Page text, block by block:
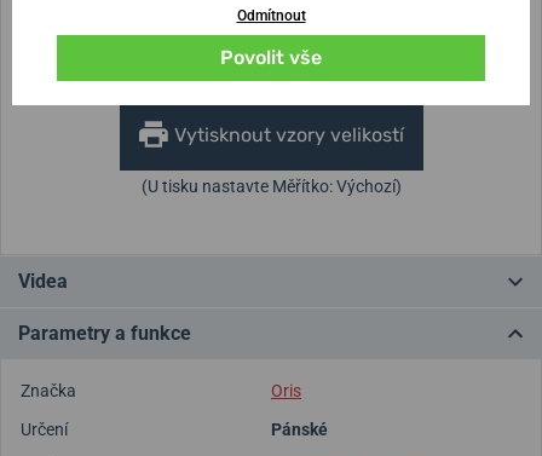
Nejste si jisti velikostí?
Vytisknout vzory velikostí
(U tisku nastavte Měřítko: Výchozí)
Videa
Parametry a funkce
Značka
Oris
Určení
Pánské
Odmítnout
Povolit vše